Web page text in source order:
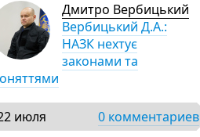
Дмитро Вербицький
Вербицький Д.А.:
НАЗК нехтує
законами та
июля 0 комментариев